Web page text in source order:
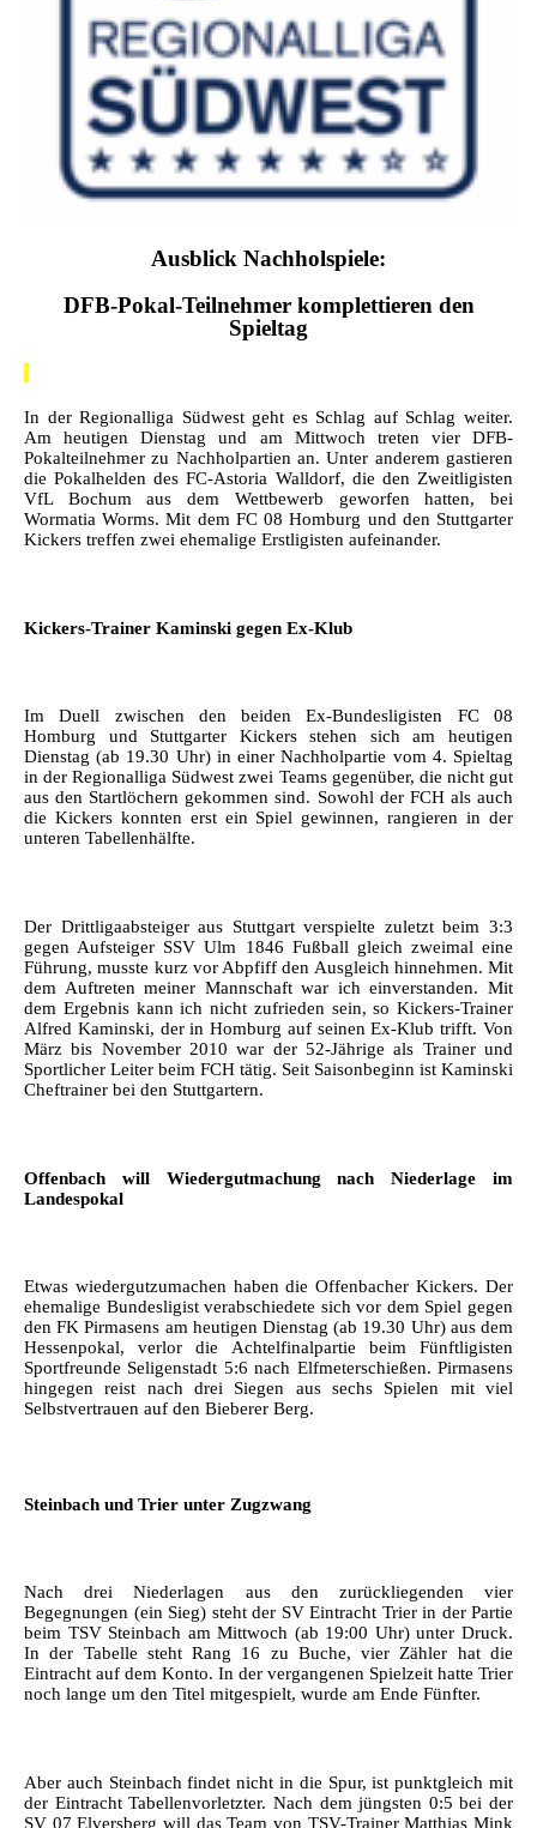
Ausblick Nachholspiele:
DFB-Pokal-Teilnehmer komplettieren den
Spieltag
In der Regionalliga Südwest geht es Schlag auf Schlag weiter.
Am heutigen Dienstag und am Mittwoch treten vier DFB-
Pokalteilnehmer zu Nachholpartien an. Unter anderem gastieren
die Pokalhelden des FC-Astoria Walldorf, die den Zweitligisten
VfL Bochum aus dem Wettbewerb geworfen hatten, bei
Wormatia Worms. Mit dem FC 08 Homburg und den Stuttgarter
Kickers treffen zwei ehemalige Erstligisten aufeinander.
Kickers-Trainer Kaminski gegen Ex-Klub
Im Duell zwischen den beiden Ex-Bundesligisten FC 08
Homburg und Stuttgarter Kickers stehen sich am heutigen
Dienstag (ab 19.30 Uhr) in einer Nachholpartie vom 4. Spieltag
in der Regionalliga Südwest zwei Teams gegenüber, die nicht gut
aus den Startlöchern gekommen sind. Sowohl der FCH als auch
die Kickers konnten erst ein Spiel gewinnen, rangieren in der
unteren Tabellenhälfte.
Der Drittligaabsteiger aus Stuttgart verspielte zuletzt beim 3:3
gegen Aufsteiger SSV Ulm 1846 Fußball gleich zweimal eine
Führung, musste kurz vor Abpfiff den Ausgleich hinnehmen. Mit
dem Auftreten meiner Mannschaft war ich einverstanden. Mit
dem Ergebnis kann ich nicht zufrieden sein, so Kickers-Trainer
Alfred Kaminski, der in Homburg auf seinen Ex-Klub trifft. Von
März bis November 2010 war der 52-Jährige als Trainer und
Sportlicher Leiter beim FCH tätig. Seit Saisonbeginn ist Kaminski
Cheftrainer bei den Stuttgartern.
Offenbach will Wiedergutmachung nach Niederlage im
Landespokal
Etwas wiedergutzumachen haben die Offenbacher Kickers. Der
ehemalige Bundesligist verabschiedete sich vor dem Spiel gegen
den FK Pirmasens am heutigen Dienstag (ab 19.30 Uhr) aus dem
Hessenpokal, verlor die Achtelfinalpartie beim Fünftligisten
Sportfreunde Seligenstadt 5:6 nach Elfmeterschießen. Pirmasens
hingegen reist nach drei Siegen aus sechs Spielen mit viel
Selbstvertrauen auf den Bieberer Berg.
Steinbach und Trier unter Zugzwang
Nach drei Niederlagen aus den zurückliegenden vier
Begegnungen (ein Sieg) steht der SV Eintracht Trier in der Partie
beim TSV Steinbach am Mittwoch (ab 19:00 Uhr) unter Druck.
In der Tabelle steht Rang 16 zu Buche, vier Zähler hat die
Eintracht auf dem Konto. In der vergangenen Spielzeit hatte Trier
noch lange um den Titel mitgespielt, wurde am Ende Fünfter.
Aber auch Steinbach findet nicht in die Spur, ist punktgleich mit
der Eintracht Tabellenvorletzter. Nach dem jüngsten 0:5 bei der
SV 07 Elversberg will das Team von TSV-Trainer Matthias Mink